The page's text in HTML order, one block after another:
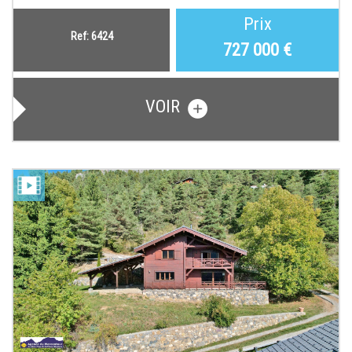
Ref: 6424
Prix
727 000 €
VOIR